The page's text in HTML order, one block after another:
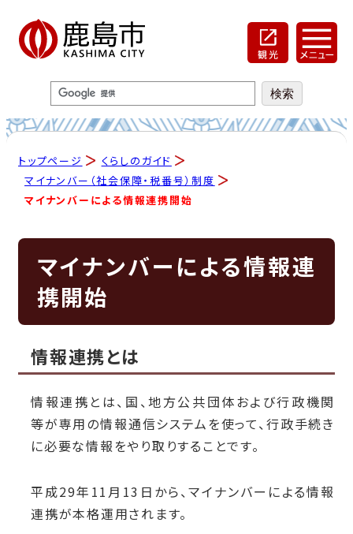
トップページ
くらしのガイド
マイナンバー（社会保障・税番号）制度
マイナンバーによる情報連携開始
マイナンバーによる情報連
携開始
情報連携とは
情報連携とは、国、地方公共団体および行政機関
等が専用の情報通信システムを使って、行政手続き
に必要な情報をやり取りすることです。
平成29年11月13日から、マイナンバーによる情報
連携が本格運用されます。